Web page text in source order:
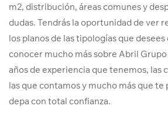
m2, distribución, áreas comunes y
dudas. Tendrás la oportunidad de ver
los planos de las tipologías que
conocer mucho más sobre Abril
años de experiencia que tenemos, las
las que contamos y mucho más que
depa con total confianza.